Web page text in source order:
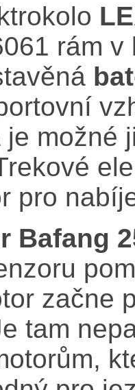
rám v
možné
pro
Bafang
začne
tam